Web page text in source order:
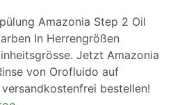
Amazonia Step 2 Oil
In Herrengrößen
Jetzt Amazonia
von Orofluido auf
bestellen!